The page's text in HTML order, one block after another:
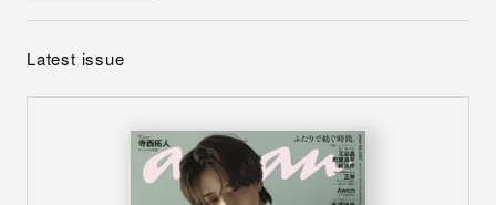
Latest issue